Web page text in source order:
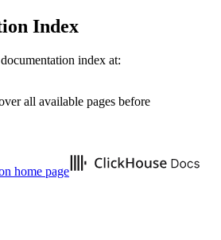
Index
index at:
all available pages before
home page